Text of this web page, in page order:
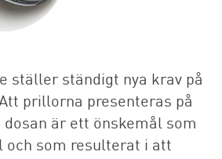
ställer ständigt nya krav på
prillorna presenteras på
är ett önskemål som
och som resulterat i att